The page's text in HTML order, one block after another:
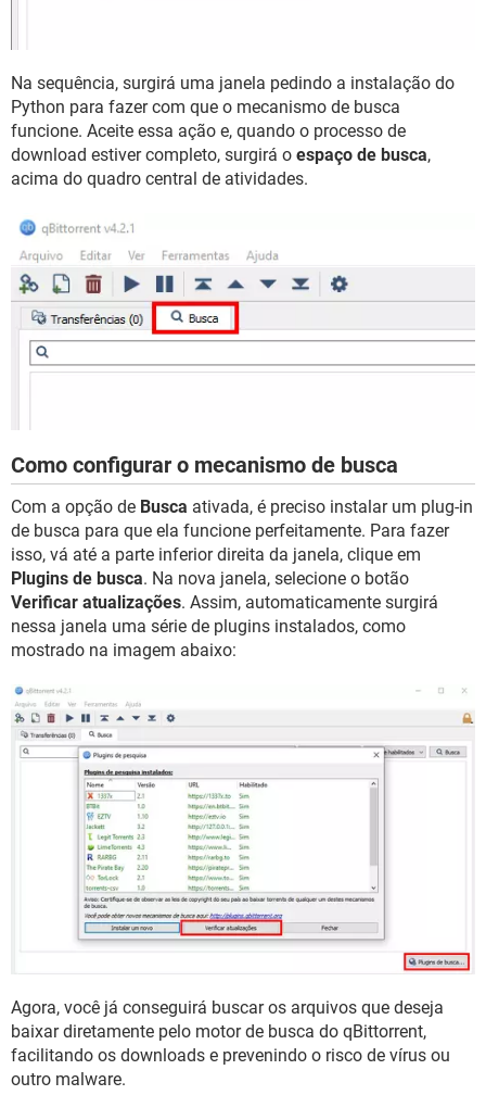
Na sequência, surgirá uma janela pedindo a instalação do
Python para fazer com que o mecanismo de busca
funcione. Aceite essa ação e, quando o processo de
download estiver completo, surgirá o espaço de busca,
acima do quadro central de atividades.
Como configurar o mecanismo de busca
Com a opção de Busca ativada, é preciso instalar um plug-in
de busca para que ela funcione perfeitamente. Para fazer
isso, vá até a parte inferior direita da janela, clique em
Plugins de busca. Na nova janela, selecione o botão
Verificar atualizações. Assim, automaticamente surgirá
nessa janela uma série de plugins instalados, como
mostrado na imagem abaixo:
Agora, você já conseguirá buscar os arquivos que deseja
baixar diretamente pelo motor de busca do qBittorrent,
facilitando os downloads e prevenindo o risco de vírus ou
outro malware.